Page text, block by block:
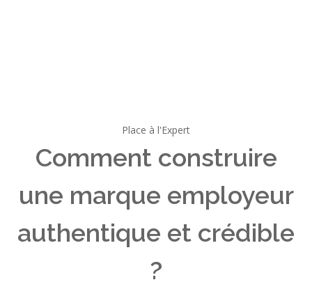
Place à l'Expert
Comment construire
une marque employeur
authentique et crédible
?